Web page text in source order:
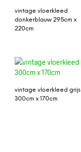
vintage vloerkleed
donkerblauw 295cm x
220cm
vintage vloerkleed grijs
300cm x 170cm